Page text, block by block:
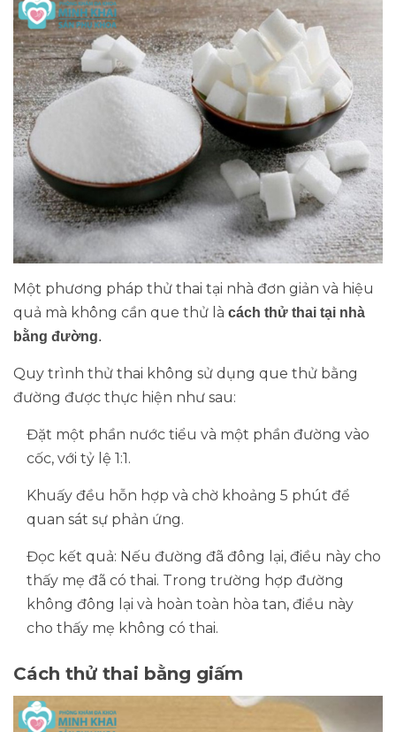
Một phương pháp thử thai tại nhà đơn giản và hiệu
quả mà không cần que thử là cách thử thai tại nhà
bằng đường.
Quy trình thử thai không sử dụng que thử bằng
đường được thực hiện như sau:
Đặt một phần nước tiểu và một phần đường vào
cốc, với tỷ lệ 1:1.
Khuấy đều hỗn hợp và chờ khoảng 5 phút để
quan sát sự phản ứng.
Đọc kết quả: Nếu đường đã đông lại, điều này cho
thấy mẹ đã có thai. Trong trường hợp đường
không đông lại và hoàn toàn hòa tan, điều này
cho thấy mẹ không có thai.
Cách thử thai bằng giấm